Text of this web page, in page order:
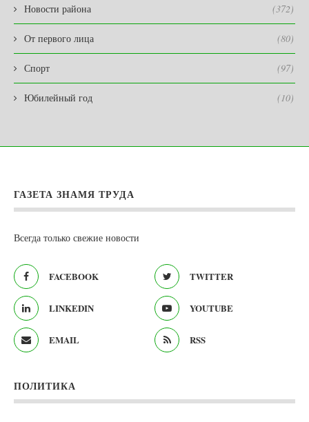
Новости района (372)
От первого лица (80)
Спорт (97)
Юбилейный год (10)
ГАЗЕТА ЗНАМЯ ТРУДА
Всегда только свежие новости
FACEBOOK TWITTER
LINKEDIN YOUTUBE
EMAIL RSS
ПОЛИТИКА